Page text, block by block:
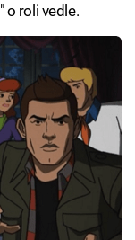
o roli vedle.